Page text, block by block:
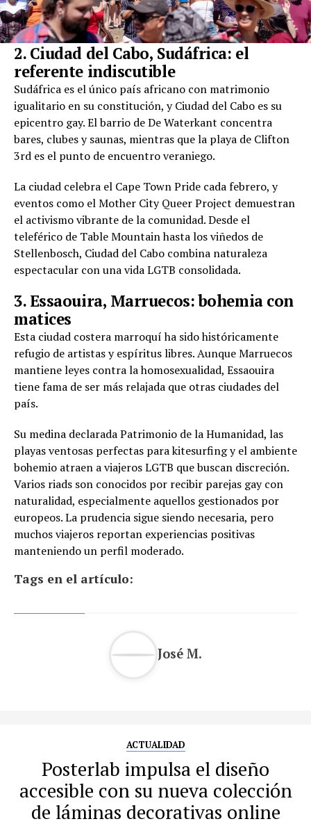
2. Ciudad del Cabo, Sudáfrica: el
referente indiscutible
Sudáfrica es el único país africano con matrimonio
igualitario en su constitución, y Ciudad del Cabo es su
epicentro gay. El barrio de De Waterkant concentra
bares, clubes y saunas, mientras que la playa de Clifton
3rd es el punto de encuentro veraniego.
La ciudad celebra el Cape Town Pride cada febrero, y
eventos como el Mother City Queer Project demuestran
el activismo vibrante de la comunidad. Desde el
teleférico de Table Mountain hasta los viñedos de
Stellenbosch, Ciudad del Cabo combina naturaleza
espectacular con una vida LGTB consolidada.
3. Essaouira, Marruecos: bohemia con
matices
Esta ciudad costera marroquí ha sido históricamente
refugio de artistas y espíritus libres. Aunque Marruecos
mantiene leyes contra la homosexualidad, Essaouira
tiene fama de ser más relajada que otras ciudades del
país.
Su medina declarada Patrimonio de la Humanidad, las
playas ventosas perfectas para kitesurfing y el ambiente
bohemio atraen a viajeros LGTB que buscan discreción.
Varios riads son conocidos por recibir parejas gay con
naturalidad, especialmente aquellos gestionados por
europeos. La prudencia sigue siendo necesaria, pero
muchos viajeros reportan experiencias positivas
manteniendo un perfil moderado.
Tags en el artículo:
José M.
ACTUALIDAD
Posterlab impulsa el diseño
accesible con su nueva colección
de láminas decorativas online